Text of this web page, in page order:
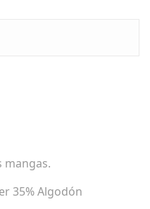
mangas.
35% Algodón